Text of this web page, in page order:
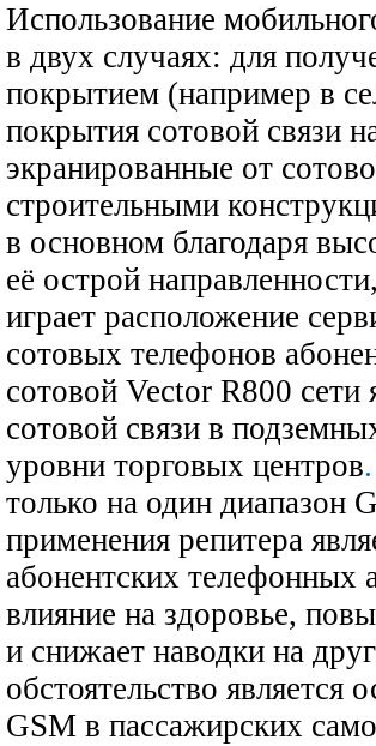
Использование
в двух случаях: для
покрытием (например в
покрытия сотовой связи
экранированные от
строительными
в основном благодаря
её острой
играет расположение
сотовых телефонов
сотовой Vector R800
сотовой связи в
уровни торговых центров.
только на один диапазон
применения репитера
абонентских телефонных
влияние на здоровье,
и снижает наводки на
обстоятельство
GSM в пассажирских